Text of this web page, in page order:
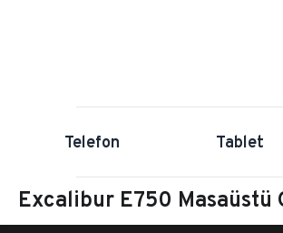
Telefon Tablet
Excalibur E750 Masaüstü